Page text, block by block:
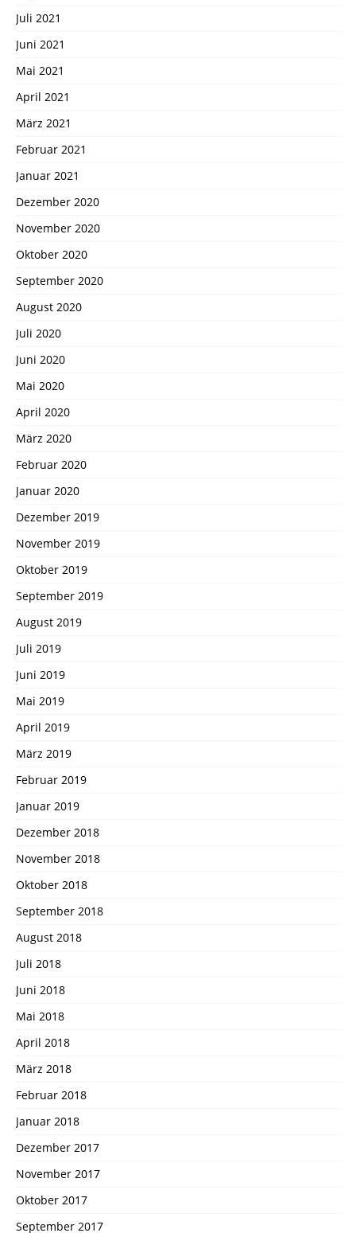
Juli 2021
Juni 2021
Mai 2021
April 2021
März 2021
Februar 2021
Januar 2021
Dezember 2020
November 2020
Oktober 2020
September 2020
August 2020
Juli 2020
Juni 2020
Mai 2020
April 2020
März 2020
Februar 2020
Januar 2020
Dezember 2019
November 2019
Oktober 2019
September 2019
August 2019
Juli 2019
Juni 2019
Mai 2019
April 2019
März 2019
Februar 2019
Januar 2019
Dezember 2018
November 2018
Oktober 2018
September 2018
August 2018
Juli 2018
Juni 2018
Mai 2018
April 2018
März 2018
Februar 2018
Januar 2018
Dezember 2017
November 2017
Oktober 2017
September 2017